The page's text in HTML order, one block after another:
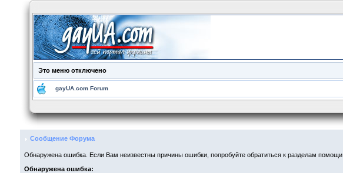
Это меню отключено
gayUA.com Forum
Сообщение Форума
Обнаружена ошибка. Если Вам неизвестны причины ошибки, попробуйте обратиться к разделам помощи.
Обнаружена ошибка: